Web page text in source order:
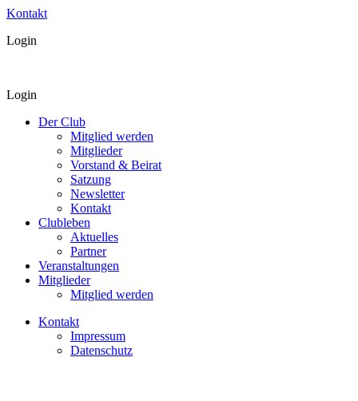
Kontakt
Login
Login
Der Club
Mitglied werden
Mitglieder
Vorstand & Beirat
Satzung
Newsletter
Kontakt
Clubleben
Aktuelles
Partner
Veranstaltungen
Mitglieder
Mitglied werden
Kontakt
Impressum
Datenschutz